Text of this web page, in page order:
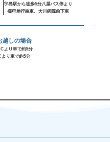
宇島駅から徒歩5分八屋バス停より
櫛狩屋行乗車、大川病院前下車
越しの場合
より車で約5分
より車で約5分